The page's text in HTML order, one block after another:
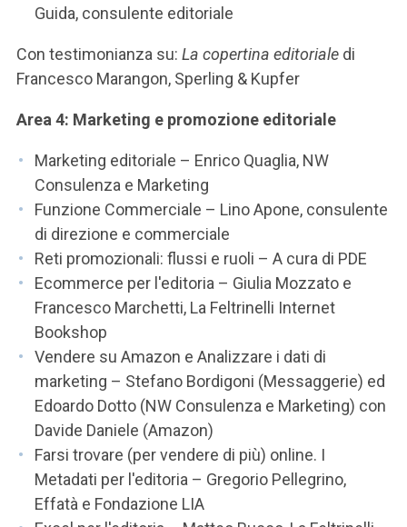
Guida, consulente editoriale
Con testimonianza su: La copertina editoriale di
Francesco Marangon, Sperling & Kupfer
Area 4: Marketing e promozione editoriale
Marketing editoriale – Enrico Quaglia, NW
Consulenza e Marketing
Funzione Commerciale – Lino Apone, consulente
di direzione e commerciale
Reti promozionali: flussi e ruoli – A cura di PDE
Ecommerce per l'editoria – Giulia Mozzato e
Francesco Marchetti, La Feltrinelli Internet
Bookshop
Vendere su Amazon e Analizzare i dati di
marketing – Stefano Bordigoni (Messaggerie) ed
Edoardo Dotto (NW Consulenza e Marketing) con
Davide Daniele (Amazon)
Farsi trovare (per vendere di più) online. I
Metadati per l'editoria – Gregorio Pellegrino,
Effatà e Fondazione LIA